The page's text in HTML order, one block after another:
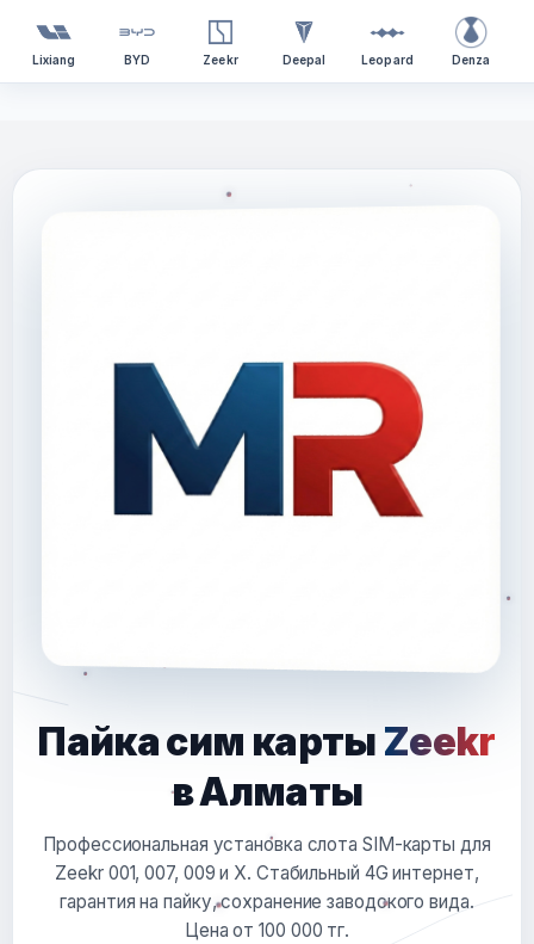
Пайка сим карты Zeekr
в Алматы
Профессиональная установка слота SIM-карты для
Zeekr 001, 007, 009 и X. Стабильный 4G интернет,
гарантия на пайку, сохранение заводского вида.
Цена от 100 000 тг.
Lixiang BYD Zeekr Deepal Leopard Denza